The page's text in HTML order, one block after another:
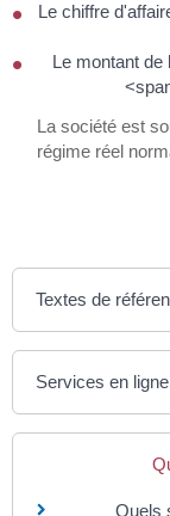
Le chiffre
Le montant de
La société est
régime réel
Textes de
Services en
Quels